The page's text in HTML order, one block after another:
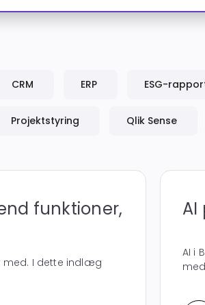
CRM ERP ESG-
Projektstyring Qlik Sense
funktioner,
med. I dette indlæg
AI
AI i